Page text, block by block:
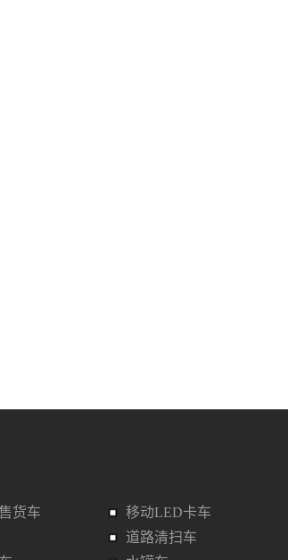
货车
移动LED卡车
道路清扫车